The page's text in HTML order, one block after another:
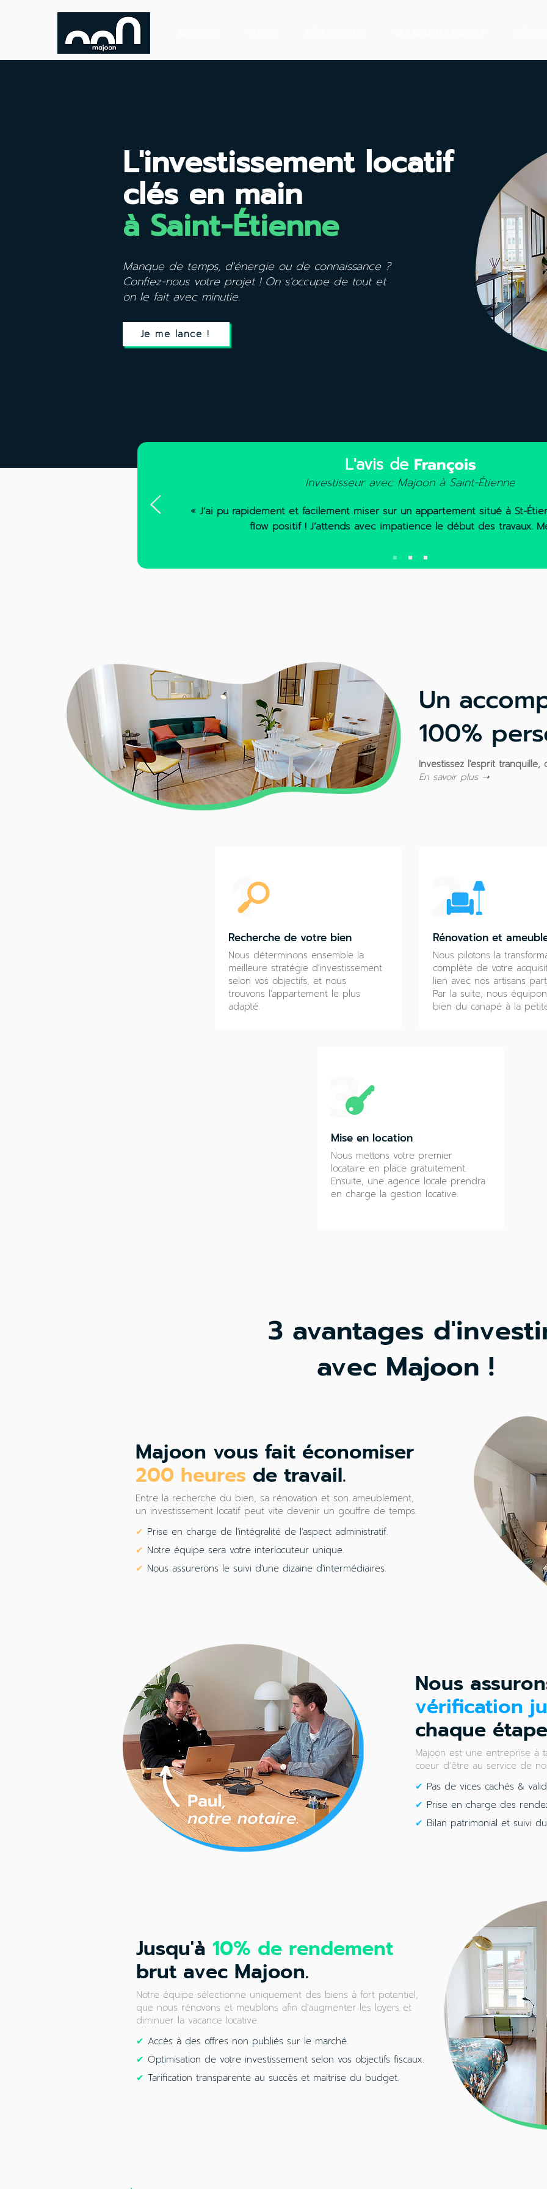
L'investissement locatif
clés en main
à Saint-Étienne
Manque de temps, d'énergie ou de connaissance ?
Confiez-nous votre projet ! On s'occupe de tout et
on le fait avec minutie.
Je me lance !
L'avis deFrançois
Investisseur avec Majoon à Saint-Étienne
« J’ai pu rapidement et facilement miser sur un appartement situé à St-
flow positif ! J’attends avec impatience le début des travaux.
Un
100%
Investissez l'esprit
En savoir plus ➝
Recherche de votre bien
Nous déterminons ensemble la
meilleure stratégie d'investissement
selon vos objectifs, et nous
trouvons l'appartement le plus
adapté.
Rénovation et
Nous pilotons la
complète de votre
lien avec nos artisans
Par la suite, nous
bien du canapé à la
Mise en location
Nous mettons votre premier
locataire en place gratuitement.
Ensuite, une agence locale prendra
en charge la gestion locative.
3 avantages
avec Majoon !
Majoon vous fait économiser
200 heures de travail.
Entre la recherche du bien, sa rénovation et son ameublement,
un investissement locatif peut vite devenir un gouffre de temps.
✔ Prise en charge de l'intégralité de l'aspect administratif.
✔ Notre équipe sera votre interlocuteur unique.
✔ Nous assurerons le suivi d'une dizaine d'intermédiaires.
Nous
vérification
chaque
Majoon est une entreprise à
coeur d’être au service de
✔ Pas de vices cachés &
✔ Prise en charge des
✔ Bilan patrimonial et suivi
Jusqu'à 10% de rendement
brut avec Majoon.
Notre équipe sélectionne uniquement des biens à fort potentiel,
que nous rénovons et meublons afin d'augmenter les loyers et
diminuer la vacance locative.
✔ Accès à des offres non publiés sur le marché.
✔ Optimisation de votre investissement selon vos objectifs fiscaux.
✔ Tarification transparente au succès et maitrise du budget.